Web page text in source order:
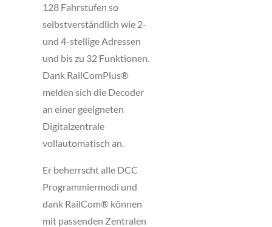
128 Fahrstufen so
selbstverständlich wie 2-
und 4-stellige Adressen
und bis zu 32 Funktionen.
Dank RailComPlus®
melden sich die Decoder
an einer geeigneten
Digitalzentrale
vollautomatisch an.
Er beherrscht alle DCC
Programmiermodi und
dank RailCom® können
mit passenden Zentralen